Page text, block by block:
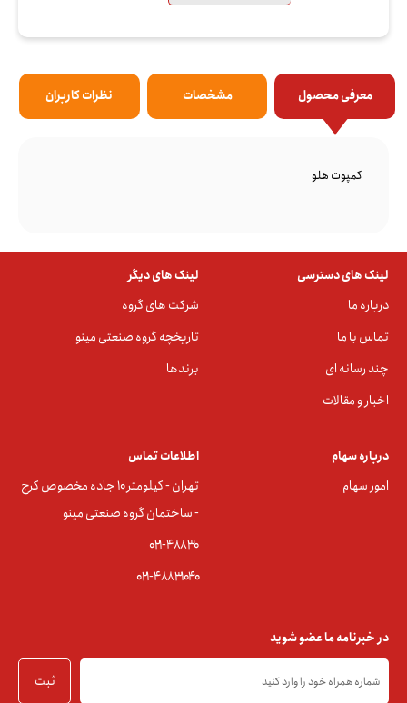
معرفی محصول مشخصات نظرات کاربران
کمپوت هلو
لینک های دسترسی
درباره ما
تماس با ما
چند رسانه ای
اخبار و مقالات
لینک های دیگر
شرکت های گروه
تاریخچه گروه صنعتی مینو
برندها
درباره سهام
امور سهام
اطلاعات تماس
تهران - کیلومتر ۱۰ جاده مخصوص کرج
- ساختمان گروه صنعتی مینو
۰۲۱-۴۸۸۳0
۰۲۱-۴۸۸۳۱۰۴۰
در خبرنامه ما عضو شوید
ثبت